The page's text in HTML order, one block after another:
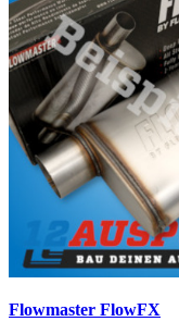
Flowmaster FlowFX